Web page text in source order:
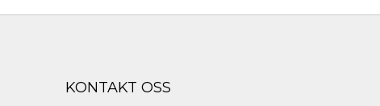
KONTAKT OSS